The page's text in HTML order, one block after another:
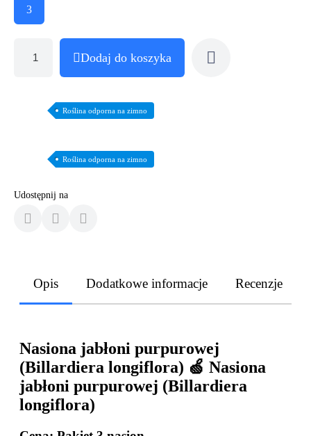
3
Dodaj do koszyka
Roślina odporna na zimno
Roślina odporna na zimno
Udostępnij na
Opis Dodatkowe informacje Recenzje
Nasiona jabłoni purpurowej
(Billardiera longiflora) 🍏 Nasiona
jabłoni purpurowej (Billardiera
longiflora)